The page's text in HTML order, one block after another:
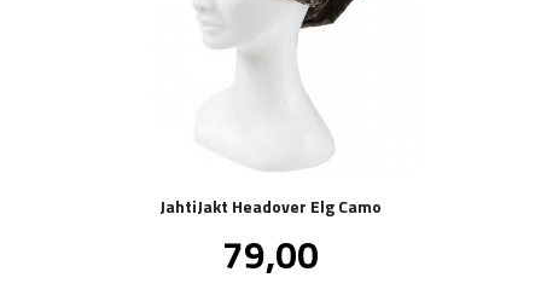
JahtiJakt Headover Elg Camo
Pris
79,00